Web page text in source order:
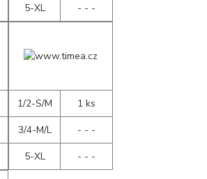
5-XL
- - -
1/2-S/M
1 ks
3/4-M/L
- - -
5-XL
- - -